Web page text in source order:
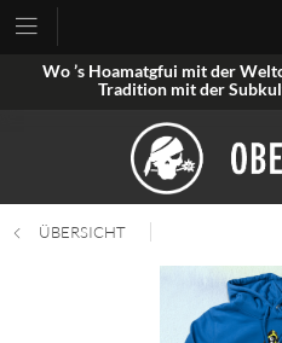
Wo ’s Hoamatgfui mit der
Tradition mit der
ÜBERSICHT